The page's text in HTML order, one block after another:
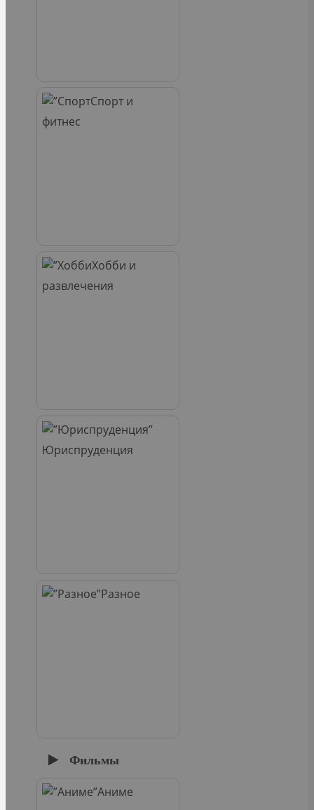
Спорт и
фитнес
Хобби и
развлечения
Юриспруденция
Разное
Фильмы
Аниме